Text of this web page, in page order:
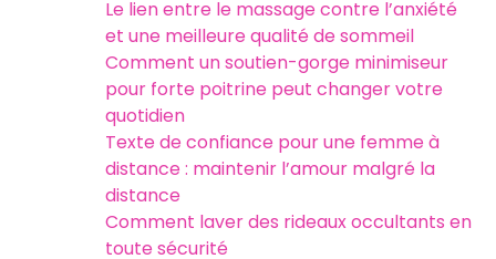
Le lien entre le massage contre l’anxiété
et une meilleure qualité de sommeil
Comment un soutien-gorge minimiseur
pour forte poitrine peut changer votre
quotidien
Texte de confiance pour une femme à
distance : maintenir l’amour malgré la
distance
Comment laver des rideaux occultants en
toute sécurité